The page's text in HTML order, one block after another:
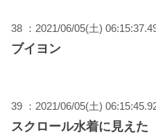
38 ：2021/06/05(土)
ブイヨン
39 ：2021/06/05(土)
スクロール水着に見えた